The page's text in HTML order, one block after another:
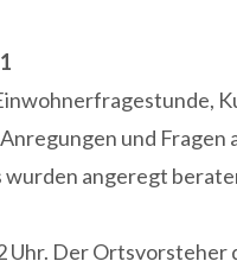
und
wurden angeregt
Uhr. Der